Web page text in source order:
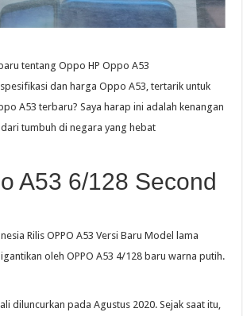
tentang Oppo HP Oppo A53
dan harga Oppo A53, tertarik untuk
A53 terbaru? Saya harap ini adalah kenangan
tumbuh di negara yang hebat
A53 6/128 Second
Rilis OPPO A53 Versi Baru Model lama
oleh OPPO A53 4/128 baru warna putih.
diluncurkan pada Agustus 2020. Sejak saat itu,